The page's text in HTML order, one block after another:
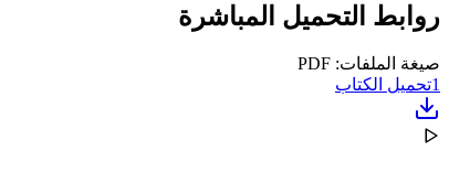
روابط التحميل المباشرة
صيغة الملفات: PDF
1تحميل الكتاب